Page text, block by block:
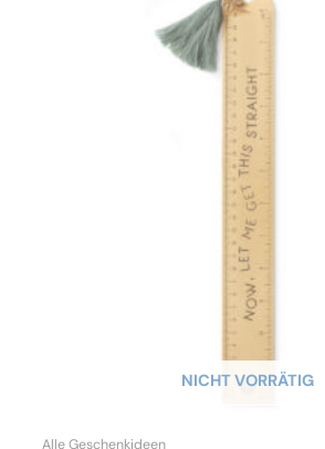
NICHT VORRÄTIG
Alle Geschenkideen